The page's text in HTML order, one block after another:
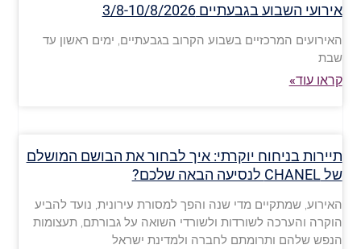
אירועי השבוע בגבעתיים 3/8-10/8/2026
האירועים המרכזיים בשבוע הקרוב בגבעתיים, ימים ראשון עד
שבת
קראו עוד»
תיירות בניחוח יוקרתי: איך לבחור את הבושם המושלם
של CHANEL לנסיעה הבאה שלכם?
האירוע, שמתקיים מדי שנה והפך למסורת עירונית, נועד להביע
הוקרה והערכה לשורדות ולשורדי השואה על גבורתם, תעצומות
הנפש שלהם ותרומתם לחברה ולמדינת ישראל